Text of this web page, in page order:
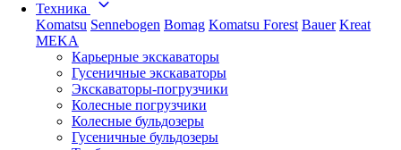
Техника
Komatsu Sennebogen Bomag Komatsu Forest Bauer Kreat
MEKA
Карьерные экскаваторы
Гусеничные экскаваторы
Экскаваторы-погрузчики
Колесные погрузчики
Колесные бульдозеры
Гусеничные бульдозеры